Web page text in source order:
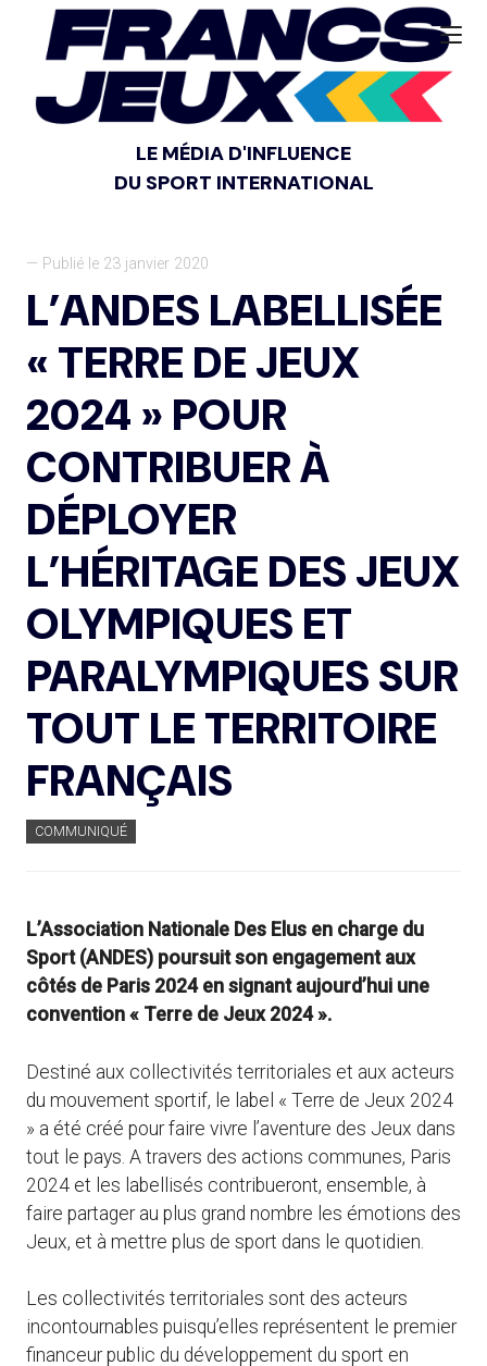
LE MÉDIA D'INFLUENCE
DU SPORT INTERNATIONAL
— Publié le 23 janvier 2020
L’ANDES LABELLISÉE
« TERRE DE JEUX
2024 » POUR
CONTRIBUER À
DÉPLOYER
L’HÉRITAGE DES JEUX
OLYMPIQUES ET
PARALYMPIQUES SUR
TOUT LE TERRITOIRE
FRANÇAIS
COMMUNIQUÉ
L’Association Nationale Des Elus en charge du
Sport (ANDES) poursuit son engagement aux
côtés de Paris 2024 en signant aujourd’hui une
convention « Terre de Jeux 2024 ».
Destiné aux collectivités territoriales et aux acteurs
du mouvement sportif, le label « Terre de Jeux 2024
» a été créé pour faire vivre l’aventure des Jeux dans
tout le pays. A travers des actions communes, Paris
2024 et les labellisés contribueront, ensemble, à
faire partager au plus grand nombre les émotions des
Jeux, et à mettre plus de sport dans le quotidien.
Les collectivités territoriales sont des acteurs
incontournables puisqu’elles représentent le premier
financeur public du développement du sport en